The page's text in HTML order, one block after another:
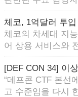
체코, 1억달러 투입
체코의 차세대 지
어 상용 서비스와
[DEF CON 34] 이
“데프콘 CTF 본선
고 수준임을 다시